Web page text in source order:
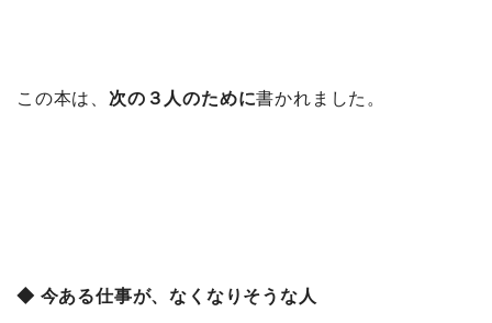
この本は、 次の３人のために書かれました。
◆ 今ある仕事が、なくなりそうな人